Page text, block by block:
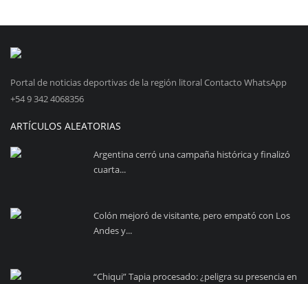
Portal de noticias deportivas de la región litoral Contacto WhatsApp
+54 9 342 4068356
ARTÍCULOS ALEATORIAS
Argentina cerró una campaña histórica y finalizó
cuarta...
Colón mejoró de visitante, pero empató con Los
Andes y...
“Chiqui” Tapia procesado: ¿peligra su presencia en